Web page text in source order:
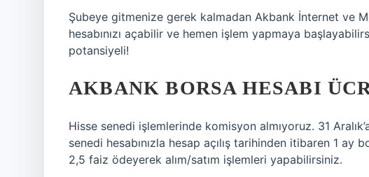
Şubeye gitmenize gerek kalmadan Akbank İnternet ve
hesabınızı açabilir ve hemen işlem yapmaya
potansiyeli!
AKBANK BORSA HESABI
Hisse senedi işlemlerinde komisyon almıyoruz. 31
senedi hesabınızla hesap açılış tarihinden itibaren 1 ay
2,5 faiz ödeyerek alım/satım işlemleri yapabilirsiniz.